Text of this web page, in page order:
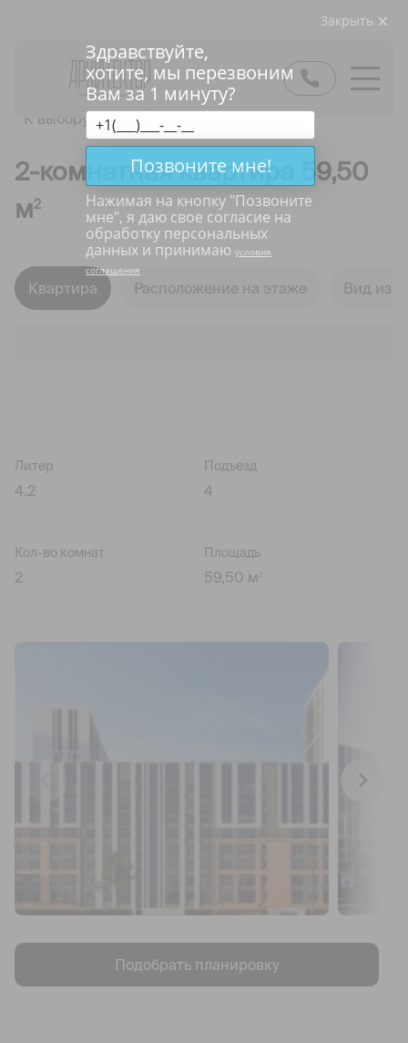
К выбору квартир
2-комнатная квартира 59,50
м2
Литер
4.2
Подъезд
4
Кол-во комнат
2
Площадь
59,50 м 2
Подобрать планировку
Квартира Расположение на этаже Вид из
Закрыть
Здравствуйте,
хотите, мы перезвоним
Вам за 1 минуту?
Позвоните мне!
Нажимая на кнопку "Позвоните
мне", я даю свое согласие на
обработку персональных
данных и принимаю условия
соглашения